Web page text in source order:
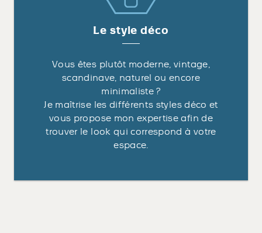
Le style déco
Vous êtes plutôt moderne, vintage,
scandinave, naturel ou encore
minimaliste ?
Je maîtrise les différents styles déco et
vous propose mon expertise afin de
trouver le look qui correspond à votre
espace.